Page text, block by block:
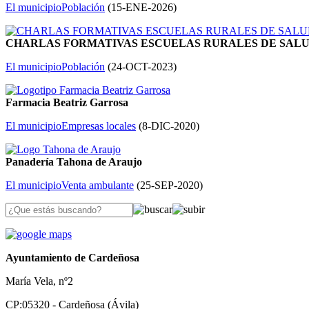
El municipioPoblación (15-ENE-2026)
CHARLAS FORMATIVAS ESCUELAS RURALES DE
El municipioPoblación (24-OCT-2023)
Farmacia Beatriz Garrosa
El municipioEmpresas locales (8-DIC-2020)
Panadería Tahona de Araujo
El municipioVenta ambulante (25-SEP-2020)
Ayuntamiento de Cardeñosa
María Vela, nº2
CP:05320 - Cardeñosa (Ávila)